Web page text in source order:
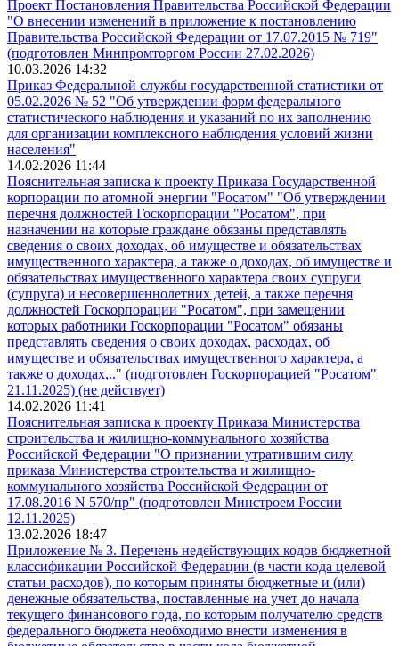
Проект Постановления Правительства Российской Федерации
"О внесении изменений в приложение к постановлению
Правительства Российской Федерации от 17.07.2015 № 719"
(подготовлен Минпромторгом России 27.02.2026)
10.03.2026 14:32
Приказ Федеральной службы государственной статистики от
05.02.2026 № 52 "Об утверждении форм федерального
статистического наблюдения и указаний по их заполнению
для организации комплексного наблюдения условий жизни
населения"
14.02.2026 11:44
Пояснительная записка к проекту Приказа Государственной
корпорации по атомной энергии "Росатом" "Об утверждении
перечня должностей Госкорпорации "Росатом", при
назначении на которые граждане обязаны представлять
сведения о своих доходах, об имуществе и обязательствах
имущественного характера, а также о доходах, об имуществе и
обязательствах имущественного характера своих супруги
(супруга) и несовершеннолетних детей, а также перечня
должностей Госкорпорации "Росатом", при замещении
которых работники Госкорпорации "Росатом" обязаны
представлять сведения о своих доходах, расходах, об
имуществе и обязательствах имущественного характера, а
также о доходах,.." (подготовлен Госкорпорацией "Росатом"
21.11.2025) (не действует)
14.02.2026 11:41
Пояснительная записка к проекту Приказа Министерства
строительства и жилищно-коммунального хозяйства
Российской Федерации "О признании утратившим силу
приказа Министерства строительства и жилищно-
коммунального хозяйства Российской Федерации от
17.08.2016 N 570/пр" (подготовлен Минстроем России
12.11.2025)
13.02.2026 18:47
Приложение № 3. Перечень недействующих кодов бюджетной
классификации Российской Федерации (в части кода целевой
статьи расходов), по которым приняты бюджетные и (или)
денежные обязательства, поставленные на учет до начала
текущего финансового года, по которым получателю средств
федерального бюджета необходимо внести изменения в